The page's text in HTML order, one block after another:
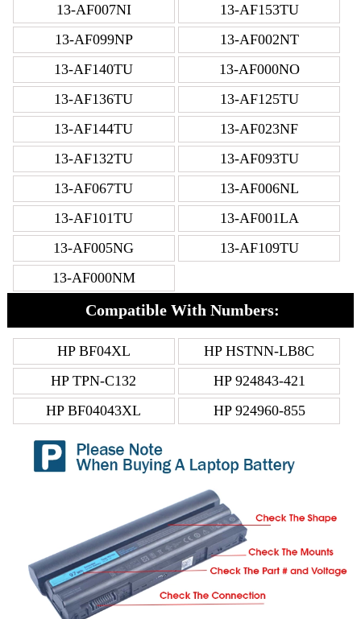
13-AF007NI
13-AF153TU
13-AF099NP
13-AF002NT
13-AF140TU
13-AF000NO
13-AF136TU
13-AF125TU
13-AF144TU
13-AF023NF
13-AF132TU
13-AF093TU
13-AF067TU
13-AF006NL
13-AF101TU
13-AF001LA
13-AF005NG
13-AF109TU
13-AF000NM
Compatible With Numbers:
HP BF04XL
HP HSTNN-LB8C
HP TPN-C132
HP 924843-421
HP BF04043XL
HP 924960-855